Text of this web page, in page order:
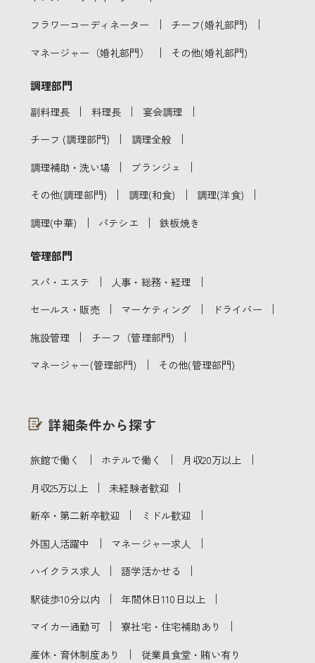
フラワーコーディネーター ｜ チーフ(婚礼部門) ｜
マネージャー（婚礼部門） ｜ その他(婚礼部門)
調理部門
副料理長 ｜ 料理長 ｜ 宴会調理 ｜
チーフ (調理部門) ｜ 調理全般 ｜
調理補助・洗い場 ｜ ブランジェ ｜
その他(調理部門) ｜ 調理(和食) ｜ 調理(洋食) ｜
調理(中華) ｜ パテシエ ｜ 鉄板焼き
管理部門
スパ・エステ ｜ 人事・総務・経理 ｜
セールス・販売 ｜ マーケティング ｜ ドライバー ｜
施設管理 ｜ チーフ（管理部門) ｜
マネージャー(管理部門) ｜ その他(管理部門)
詳細条件から探す
旅館で働く ｜ ホテルで働く ｜ 月収20万以上 ｜
月収25万以上 ｜ 未経験者歓迎 ｜
新卒・第二新卒歓迎 ｜ ミドル歓迎 ｜
外国人活躍中 ｜ マネージャー求人 ｜
ハイクラス求人 ｜ 語学活かせる ｜
駅徒歩10分以内 ｜ 年間休日110日以上 ｜
マイカー通勤可 ｜ 寮社宅・住宅補助あり ｜
産休・育休制度あり ｜ 従業員食堂・賄い有り